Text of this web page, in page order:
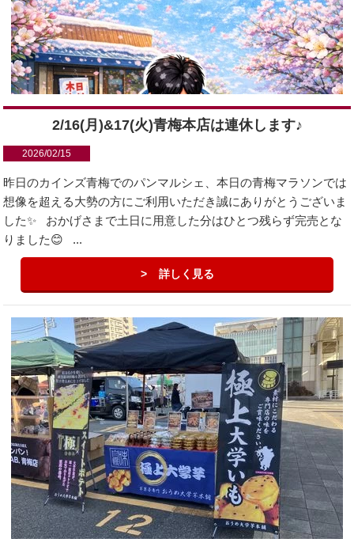
2/16(月)&17(火)青梅本店は連休します♪
2026/02/15
昨日のカインズ青梅でのパンマルシェ、本日の青梅マラソンでは
想像を超える大勢の方にご利用いただき誠にありがとうございま
した✨ おかげさまで土日に用意した分はひとつ残らず完売とな
りました😊 ...
詳しく見る